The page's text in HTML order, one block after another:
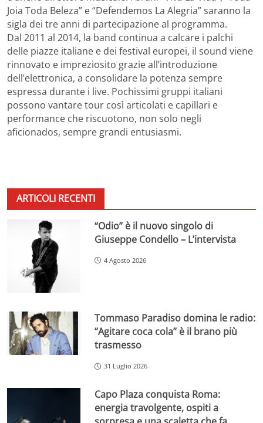
Joia Toda Beleza” e “Defendemos La Alegria” saranno la
sigla dei tre anni di partecipazione al programma.
Dal 2011 al 2014, la band continua a calcare i palchi
delle piazze italiane e dei festival europei, il sound viene
rinnovato e impreziosito grazie all’introduzione
dell’elettronica, a consolidare la potenza sempre
espressa durante i live. Pochissimi gruppi italiani
possono vantare tour così articolati e capillari e
performance che riscuotono, non solo negli
aficionados, sempre grandi entusiasmi.
ARTICOLI RECENTI
“Odio” è il nuovo singolo di
Giuseppe Condello – L’intervista
4 Agosto 2026
Tommaso Paradiso domina le radio:
“Agitare coca cola” è il brano più
trasmesso
31 Luglio 2026
Capo Plaza conquista Roma:
energia travolgente, ospiti a